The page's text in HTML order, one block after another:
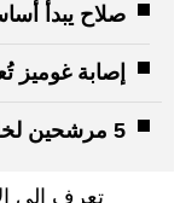
صلاح يبدأ
إصابة غوميز
5 مرشحين لخلافة سلوت في قيادة ليفربول
تعرف إلى